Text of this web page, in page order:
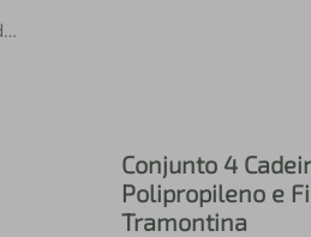
Conjunto 4 Cadeiras Safira em Polipropileno e Fibra de Vidro Amarela Tramontina
Conjunto 4
Polipropileno e
Tramontina